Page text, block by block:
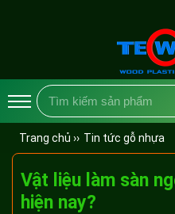
Trang chủ ›› Tin tức gỗ nhựa
Vật liệu làm sàn
hiện nay?